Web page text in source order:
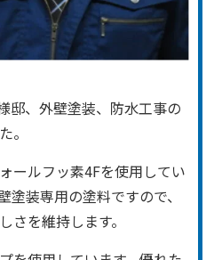
邸、外壁塗装、防水工事の
。
ールフッ素4Fを使用してい
塗装専用の塗料ですので、
さを維持します。